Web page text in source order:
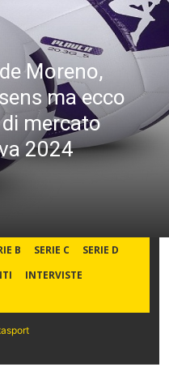
Moreno,
ma ecco
mercato
2024
B SERIE C
SERIE D
INTERVISTE